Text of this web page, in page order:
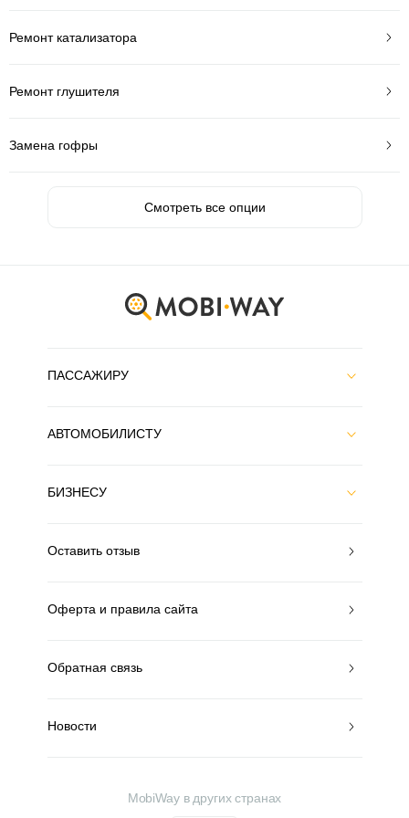
Ремонт катализатора
Ремонт глушителя
Замена гофры
Смотреть все опции
ПАССАЖИРУ
АВТОМОБИЛИСТУ
БИЗНЕСУ
Оставить отзыв
Оферта и правила сайта
Обратная связь
Новости
MobiWay в других странах